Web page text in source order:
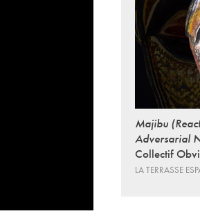
Majibu
Adversarial
Collectif
LA TERRASSE